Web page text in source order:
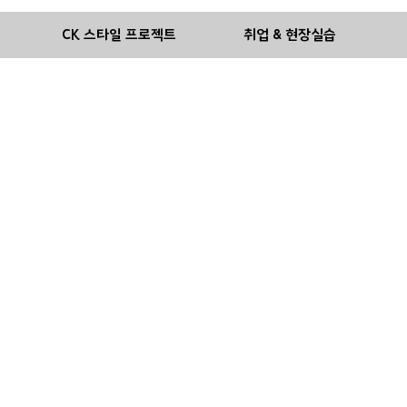
CK 스타일 프로젝트 취업 & 현장실습